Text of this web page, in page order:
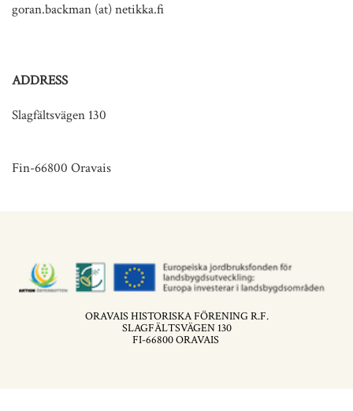
goran.backman (at) netikka.fi
ADDRESS
Slagfältsvägen 130
Fin-66800 Oravais
ORAVAIS HISTORISKA FÖRENING R.F.
SLAGFÄLTSVÄGEN 130
FI-66800 ORAVAIS